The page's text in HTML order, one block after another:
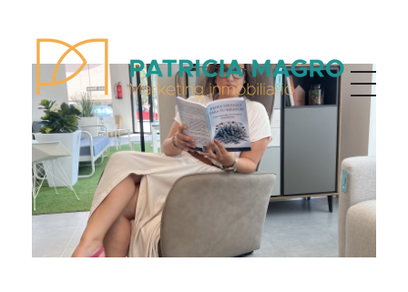
Patricia Magro - Comunicación y marketing inmobiliario
Aunque nunca me callo, guardo un par de secretos